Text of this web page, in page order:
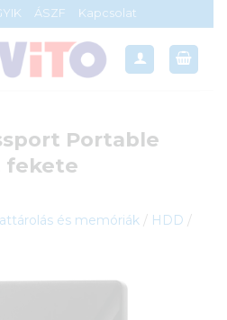
ÁSZF Kapcsolat
Portable
fekete
és memóriák / HDD /